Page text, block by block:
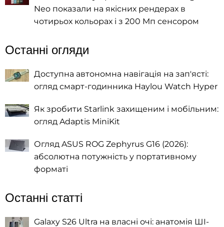
Neo показали на якісних рендерах в
чотирьох кольорах і з 200 Мп сенсором
Останні огляди
Доступна автономна навігація на зап'ясті:
огляд смарт-годинника Haylou Watch Hyper
Як зробити Starlink захищеним і мобільним:
огляд Adaptis MiniKit
Огляд ASUS ROG Zephyrus G16 (2026):
абсолютна потужність у портативному
форматі
Останні статті
Galaxy S26 Ultra на власні очі: анатомія ШІ-